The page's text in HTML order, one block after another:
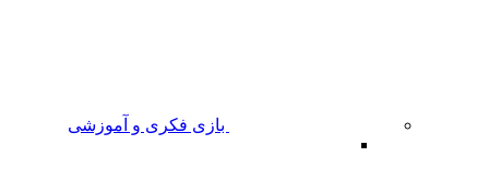
بازی فکری و آموزشی